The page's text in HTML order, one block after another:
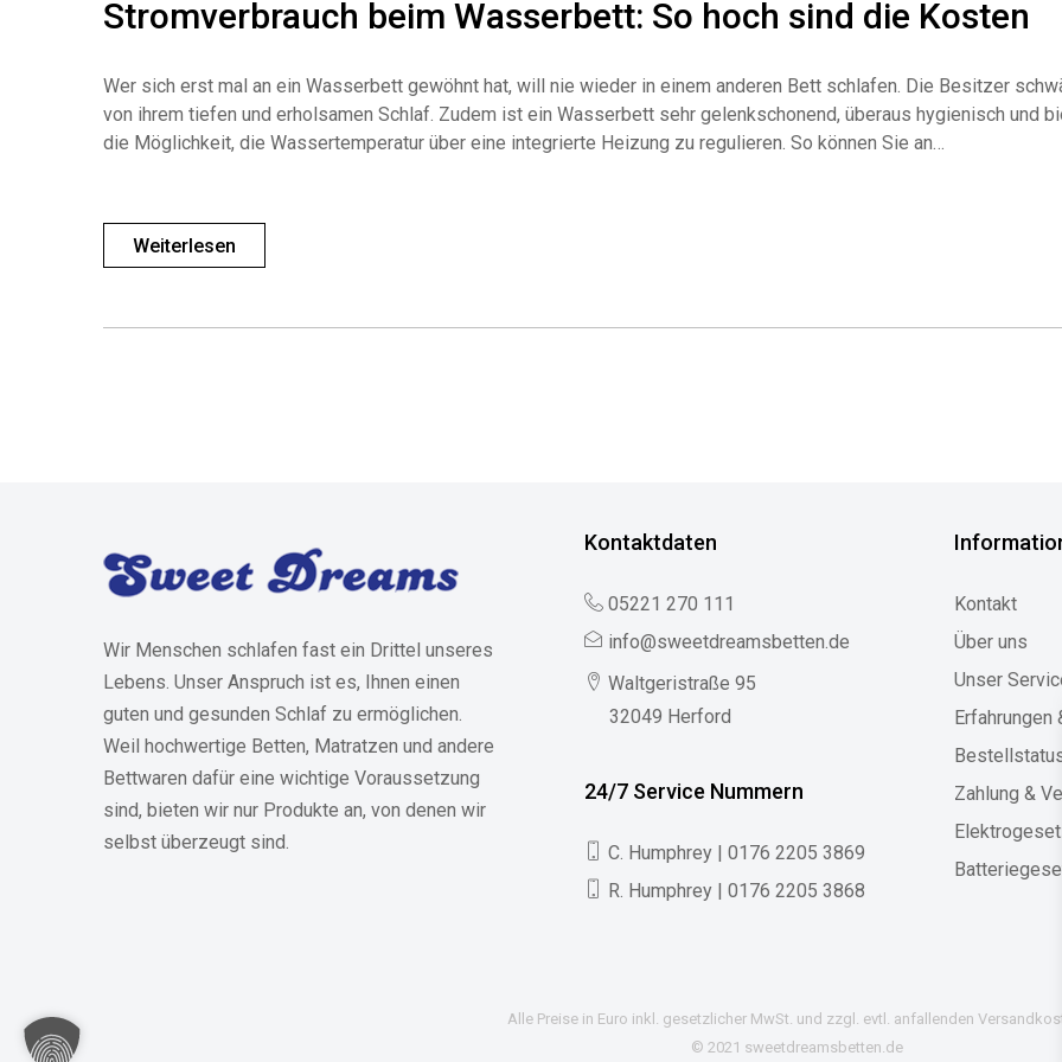
Stromverbrauch beim Wasserbett: So hoch sind die Kosten
Wer sich erst mal an ein Wasserbett gewöhnt hat, will nie wieder in einem anderen Bett schlafen. Die Besitzer
von ihrem tiefen und erholsamen Schlaf. Zudem ist ein Wasserbett sehr gelenkschonend, überaus hygienisch und
die Möglichkeit, die Wassertemperatur über eine integrierte Heizung zu regulieren. So können Sie an…
Weiterlesen
Wir Menschen schlafen fast ein Drittel unseres
Lebens. Unser Anspruch ist es, Ihnen einen
guten und gesunden Schlaf zu ermöglichen.
Weil hochwertige Betten, Matratzen und andere
Bettwaren dafür eine wichtige Voraussetzung
sind, bieten wir nur Produkte an, von denen wir
selbst überzeugt sind.
Kontaktdaten
05221 270 111
info@sweetdreamsbetten.de
Waltgeristraße 95
32049 Herford
24/7 Service Nummern
C. Humphrey | 0176 2205 3869
R. Humphrey | 0176 2205 3868
Kontakt
Über uns
Unser
Erfahrungen
Zahlung &
Alle Preise in Euro inkl. gesetzlicher MwSt. und zzgl. evtl. anfallenden
© 2021 sweetdreamsbetten.de